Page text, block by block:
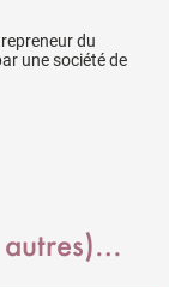
du
une société de
autres)…